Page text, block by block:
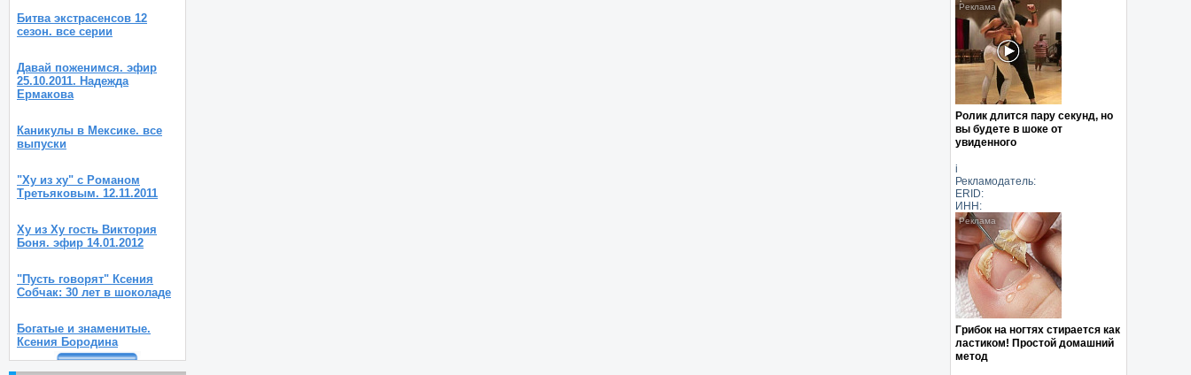
Битва экстрасенсов 12
сезон. все серии
Давай поженимся. эфир
25.10.2011. Надежда
Ермакова
Каникулы в Мексике. все
выпуски
"Ху из ху" с Романом
Третьяковым. 12.11.2011
Ху из Ху гость Виктория
Боня. эфир 14.01.2012
"Пусть говорят" Ксения
Собчак: 30 лет в шоколаде
Богатые и знаменитые.
Ксения Бородина
Ролик длится пару секунд, но
вы будете в шоке от
увиденного
i
Рекламодатель:
ERID:
ИНН:
Грибок на ногтях стирается как
ластиком! Простой домашний
метод